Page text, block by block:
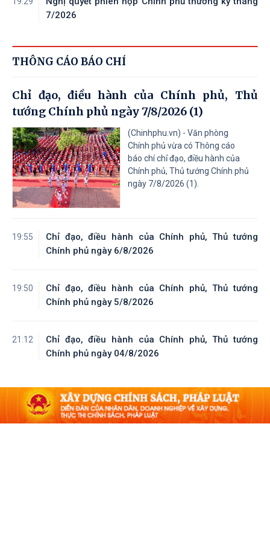
7/2026
THÔNG CÁO BÁO CHÍ
Chỉ đạo, điều hành của Chính phủ, Thủ
tướng Chính phủ ngày 7/8/2026 (1)
(Chinhphu.vn) - Văn phòng
Chính phủ vừa có Thông cáo
báo chí chỉ đạo, điều hành của
Chính phủ, Thủ tướng Chính phủ
ngày 7/8/2026 (1).
19:55
Chỉ đạo, điều hành của Chính phủ, Thủ tướng
Chính phủ ngày 6/8/2026
19:50
Chỉ đạo, điều hành của Chính phủ, Thủ tướng
Chính phủ ngày 5/8/2026
21:12
Chỉ đạo, điều hành của Chính phủ, Thủ tướng
Chính phủ ngày 04/8/2026